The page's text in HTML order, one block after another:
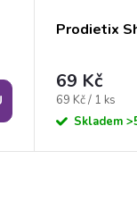
Prodietix
69 Kč
Měrná
cena:
69 Kč / 1 ks
Skladem